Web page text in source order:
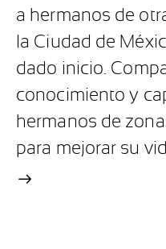
a hermanos de
la Ciudad de
dado inicio.
conocimiento y
hermanos de
para mejorar su